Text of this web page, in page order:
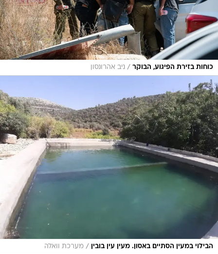
כוחות בזירת הפיגוע, הבוקר / ניב אהרונסון
הבילוי במעין הסתיים באסון. מעין עין בובין / מערכת וואלה